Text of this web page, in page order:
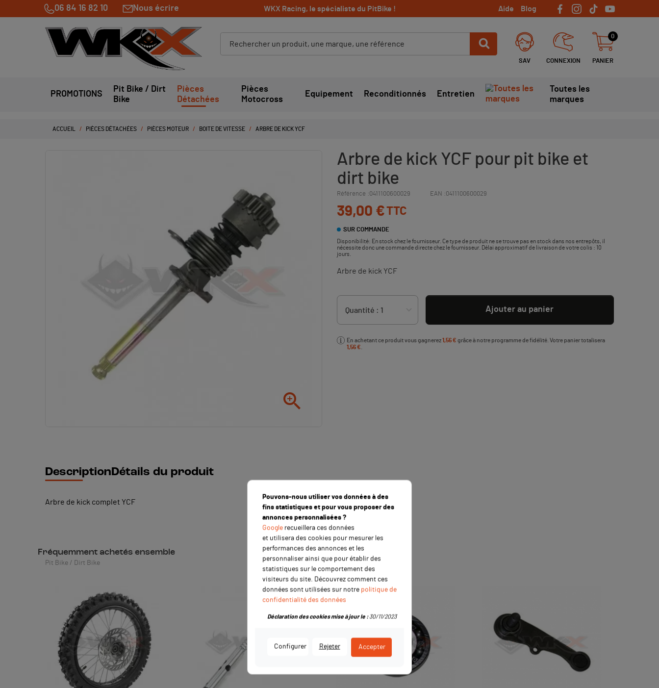
06 84 16 82 10 Nous écrire WKX Racing, le spécialiste du PitBike ! Aide Blog
SAV CONNEXION PANIER
0
PROMOTIONS
Pit Bike / Dirt
Bike
Pièces
Détachées
Pièces
Motocross
Equipement Reconditionnés Entretien
Toutes les
marques
ACCUEIL PIÈCES DÉTACHÉES PIÈCES MOTEUR BOITE DE VITESSE ARBRE DE KICK YCF

Arbre de kick YCF pour pit bike et
dirt bike
Référence :0411100600029 EAN :0411100600029
39,00 €TTC
SUR COMMANDE
Disponibilité: En stock chez le fournisseur. Ce type de produit ne se trouve pas en stock dans nos entrepôts, il
nécessite donc une commande directe chez le fournisseur. Délai approximatif de livraison de votre colis : 10
jours.
Arbre de kick YCF
Ajouter au panier
En achetant ce produit vous gagnerez1,56 € grâce à notre programme de fidélité. Votre panier totalisera
1,56 €
DescriptionDétails du produit
Arbre de kick complet YCF
Fréquemment achetés ensemble
Pit Bike / Dirt Bike
Pouvons-nous utiliser vos données à des
fins statistiques et pour vous proposer des
annonces personnalisées ?
Google recueillera ces données
et utilisera des cookies pour mesurer les
performances des annonces et les
personnaliser ainsi que pour établir des
statistiques sur le comportement des
visiteurs du site. Découvrez comment ces
données sont utilisées sur notre politique de
confidentialité des données
Configurer Rejeter Accepter
Déclaration des cookies mise à jour le :30/11/2023